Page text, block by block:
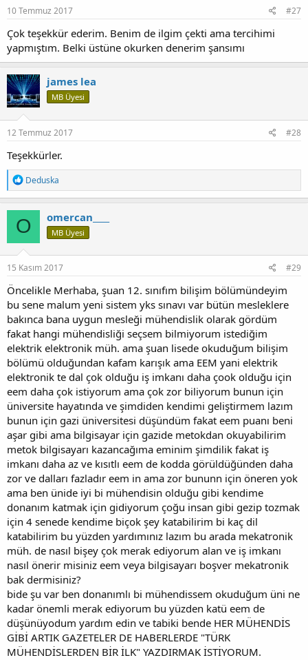
10 Temmuz 2017 #27
Çok teşekkür ederim. Benim de ilgim çekti ama tercihimi
yapmıştım. Belki üstüne okurken denerim şansımı
james lea
MB Üyesi
12 Temmuz 2017 #28
Teşekkürler.
T
e
p
k
i
l
e
r
:
Deduska
O omercan____
MB Üyesi
15 Kasım 2017 #29
Öncelikle Merhaba, şuan 12. sınıfım bilişim bölümündeyim
bu sene malum yeni sistem yks sınavı var bütün mesleklere
bakınca bana uygun mesleği mühendislik olarak gördüm
fakat hangi mühendisliği seçsem bilmiyorum istediğim
elektrik elektronik müh. ama şuan lisede okuduğum bilişim
bölümü olduğundan kafam karışık ama EEM yani elektrik
elektronik te dal çok olduğu iş imkanı daha çook olduğu için
eem daha çok istiyorum ama çok zor biliyorum bunun için
üniversite hayatında ve şimdiden kendimi geliştirmem lazım
bunun için gazi üniversitesi düşündüm fakat eem puanı beni
aşar gibi ama bilgisayar için gazide metokdan okuyabilirim
metok bilgisayarı kazancağıma eminim şimdilik fakat iş
imkanı daha az ve kısıtlı eem de kodda görüldüğünden daha
zor ve dalları fazladır eem in ama zor bununn için öneren yok
ama ben ünide iyi bi mühendisin olduğu gibi kendime
donanım katmak için gidiyorum çoğu insan gibi gezip tozmak
için 4 senede kendime biçok şey katabilirim bi kaç dil
katabilirim bu yüzden yardımınız lazım bu arada mekatronik
müh. de nasıl bişey çok merak ediyorum alan ve iş imkanı
nasıl önerir misiniz eem veya bilgisayarı boşver mekatronik
bak dermisiniz?
bide şu var ben donanımlı bi mühendissem okuduğum üni ne
kadar önemli merak ediyorum bu yüzden katü eem de
düşünüyodum yardım edin ve tabiki bende HER MÜHENDİS
GİBİ ARTIK GAZETELER DE HABERLERDE "TÜRK
MÜHENDİSLERDEN BİR İLK" YAZDIRMAK İSTİYORUM.